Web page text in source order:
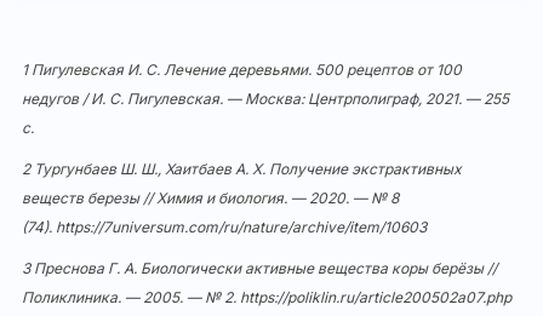
1 Пигулевская И. С. Лечение деревьями. 500 рецептов от 100
недугов / И. С. Пигулевская. — Москва: Центрполиграф, 2021. — 255
с.
2 Тургунбаев Ш. Ш., Хаитбаев А. Х. Получение экстрактивных
веществ березы // Химия и биология. — 2020. — № 8
(74). https://7universum.com/ru/nature/archive/item/10603
3 Преснова Г. А. Биологически активные вещества коры берёзы //
Поликлиника. — 2005. — № 2. https://poliklin.ru/article200502a07.php